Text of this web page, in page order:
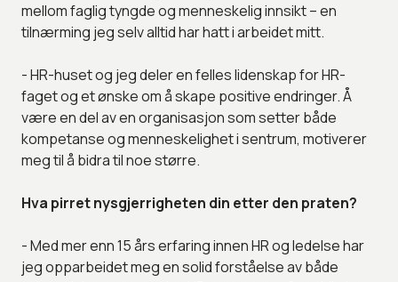
mellom faglig tyngde og menneskelig innsikt – en
tilnærming jeg selv alltid har hatt i arbeidet mitt.
- HR-huset og jeg deler en felles lidenskap for HR-
faget og et ønske om å skape positive endringer. Å
være en del av en organisasjon som setter både
kompetanse og menneskelighet i sentrum, motiverer
meg til å bidra til noe større.
Hva pirret nysgjerrigheten din etter den praten?
- Med mer enn 15 års erfaring innen HR og ledelse har
jeg opparbeidet meg en solid forståelse av både